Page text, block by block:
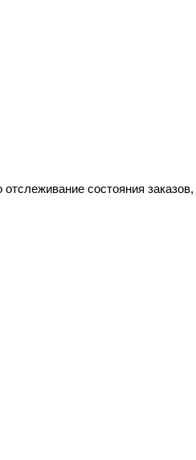
состояния